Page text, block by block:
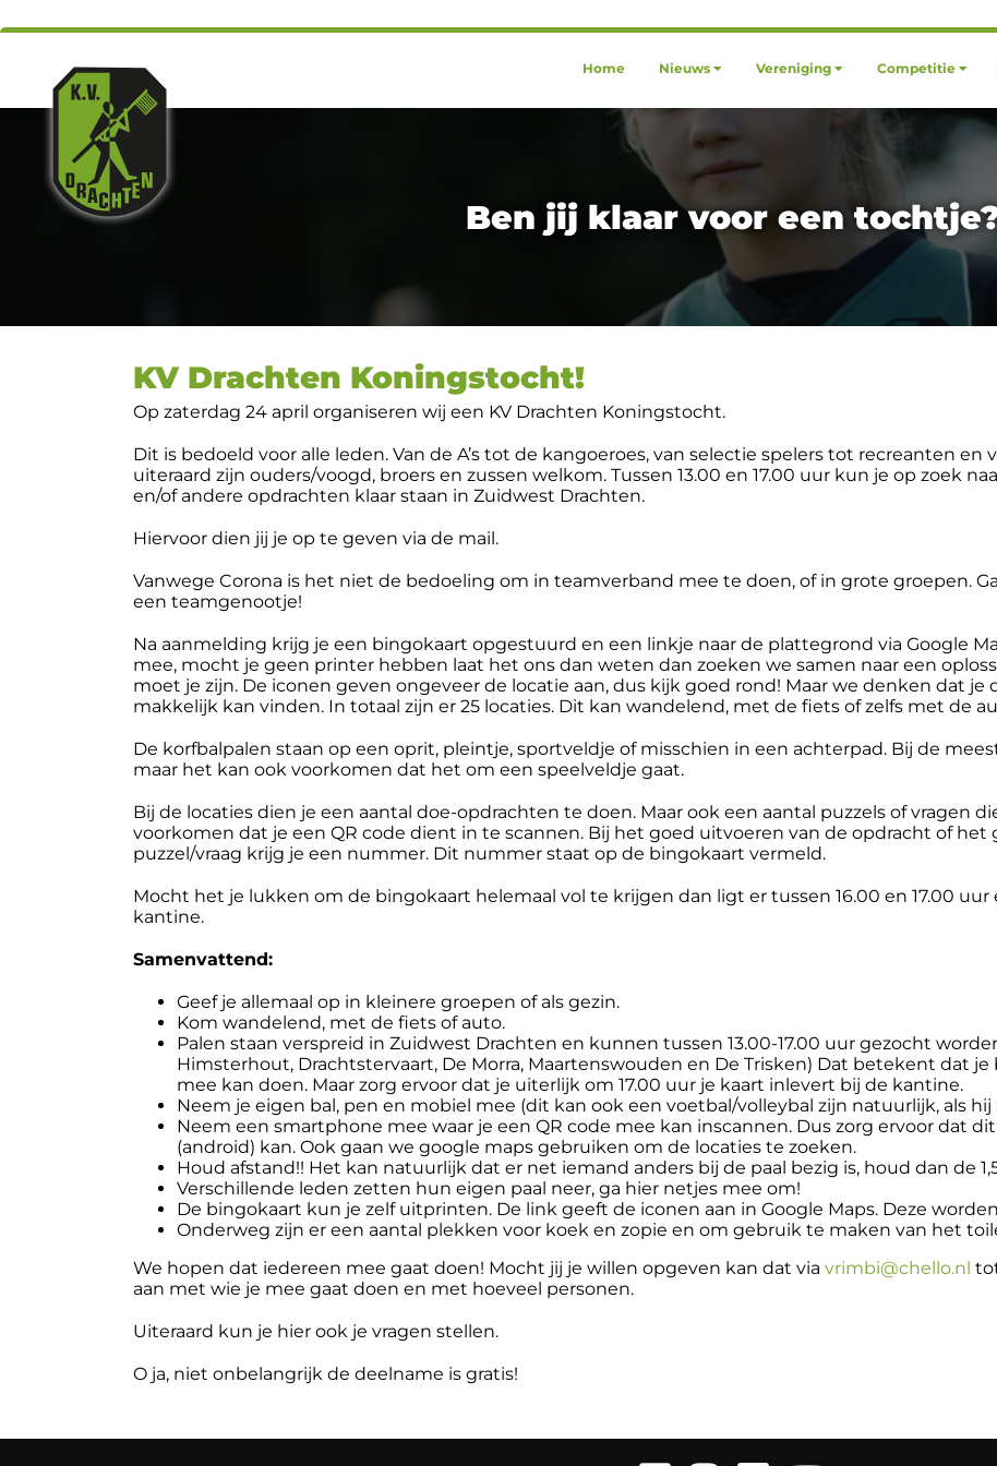
Home Nieuws Vereniging Competitie
Ben jij klaar voor een
KV Drachten Koningstocht!
Op zaterdag 24 april organiseren wij een KV Drachten Koningstocht.
Dit is bedoeld voor alle leden. Van de A’s tot de kangoeroes, van selectie spelers tot recreanten
uiteraard zijn ouders/voogd, broers en zussen welkom. Tussen 13.00 en 17.00 uur kun je op zoek
en/of andere opdrachten klaar staan in Zuidwest Drachten.
Hiervoor dien jij je op te geven via de mail.
Vanwege Corona is het niet de bedoeling om in teamverband mee te doen, of in grote groepen.
een teamgenootje!
Na aanmelding krijg je een bingokaart opgestuurd en een linkje naar de plattegrond via Google
mee, mocht je geen printer hebben laat het ons dan weten dan zoeken we samen naar een
moet je zijn. De iconen geven ongeveer de locatie aan, dus kijk goed rond! Maar we denken dat je
makkelijk kan vinden. In totaal zijn er 25 locaties. Dit kan wandelend, met de fiets of zelfs met de
De korfbalpalen staan op een oprit, pleintje, sportveldje of misschien in een achterpad. Bij de
maar het kan ook voorkomen dat het om een speelveldje gaat.
Bij de locaties dien je een aantal doe-opdrachten te doen. Maar ook een aantal puzzels of vragen
voorkomen dat je een QR code dient in te scannen. Bij het goed uitvoeren van de opdracht of
puzzel/vraag krijg je een nummer. Dit nummer staat op de bingokaart vermeld.
Mocht het je lukken om de bingokaart helemaal vol te krijgen dan ligt er tussen 16.00 en 17.00
kantine.
Samenvattend:
Geef je allemaal op in kleinere groepen of als gezin.
Kom wandelend, met de fiets of auto.
Palen staan verspreid in Zuidwest Drachten en kunnen tussen 13.00-17.00 uur gezocht
Himsterhout, Drachtstervaart, De Morra, Maartenswouden en De Trisken) Dat betekent dat
mee kan doen. Maar zorg ervoor dat je uiterlijk om 17.00 uur je kaart inlevert bij de kantine.
Neem je eigen bal, pen en mobiel mee (dit kan ook een voetbal/volleybal zijn natuurlijk, als hij
Neem een smartphone mee waar je een QR code mee kan inscannen. Dus zorg ervoor dat
(android) kan. Ook gaan we google maps gebruiken om de locaties te zoeken.
Houd afstand!! Het kan natuurlijk dat er net iemand anders bij de paal bezig is, houd dan de
Verschillende leden zetten hun eigen paal neer, ga hier netjes mee om!
De bingokaart kun je zelf uitprinten. De link geeft de iconen aan in Google Maps. Deze
Onderweg zijn er een aantal plekken voor koek en zopie en om gebruik te maken van het
We hopen dat iedereen mee gaat doen! Mocht jij je willen opgeven kan dat via vrimbi@chello.nl
aan met wie je mee gaat doen en met hoeveel personen.
Uiteraard kun je hier ook je vragen stellen.
O ja, niet onbelangrijk de deelname is gratis!